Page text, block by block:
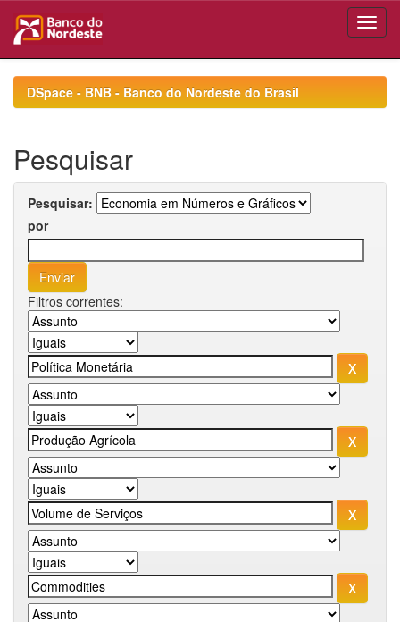
navigationDSpace - BNB - Banco do Nordeste do Brasil
Pesquisar
Pesquisar:
por
Filtros correntes: